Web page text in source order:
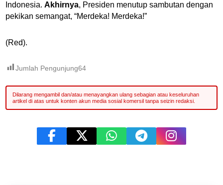
Indonesia.Akhirnya, Presiden menutup sambutan dengan
pekikan semangat, “Merdeka! Merdeka!”
(Red).
Jumlah Pengunjung64